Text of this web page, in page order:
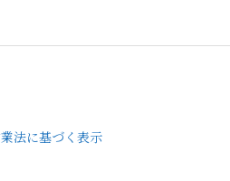
法に基づく表示